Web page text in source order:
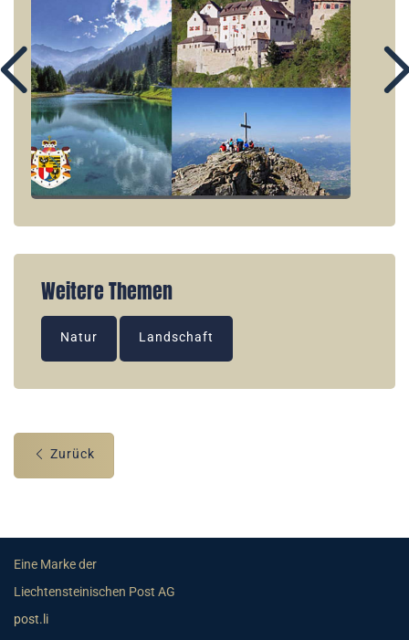
Weitere Themen
Natur Landschaft
Zurück
Eine Marke der
Liechtensteinischen Post AG
post.li